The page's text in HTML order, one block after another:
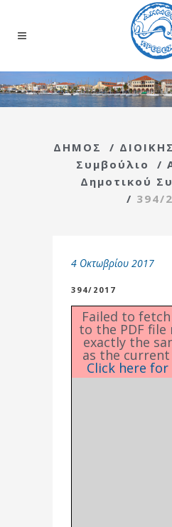
ΔΗΜΟΣ /
Συμβούλιο
/
Δημοτικού
/ 394/
4 Οκτωβρίου 2017
394/2017
Failed to
to the PDF file
exactly the
as the
Click here